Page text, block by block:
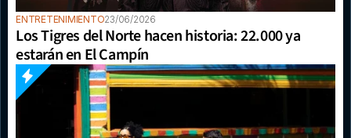
ENTRETENIMIENTO23/06/2026
Los Tigres del Norte hacen historia: 22.000 ya
estarán en El Campín